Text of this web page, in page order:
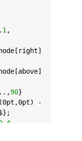
1
[ right]
[above]
90}
pt ,0pt) -
;
. 4